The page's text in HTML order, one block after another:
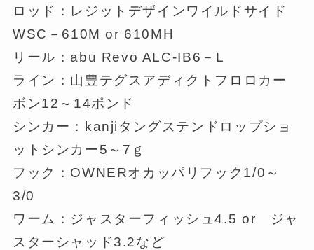
ロッド：レジットデザインワイルドサイド
WSC－610M or 610MH
リール：abu Revo ALC-IB6－L
ライン：山豊テグスアディクトフロロカー
ボン12～14ポンド
シンカー：kanjiタングステンドロップショ
ットシンカー5～7ｇ
フック：OWNERオカッパリフック1/0～
3/0
ワーム：ジャスターフィッシュ4.5 or ジャ
スターシャッド3.2など